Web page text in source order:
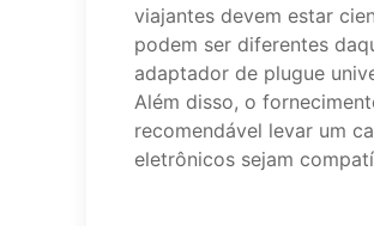
viajantes devem estar
podem ser diferentes
adaptador de plugue
Além disso, o
recomendável levar um
eletrônicos sejam